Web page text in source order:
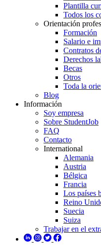
Plantilla
Todos los
Orientación
Formación
Salario e
Contratos
Derechos
Becas
Otros
Toda la
Blog
Información
Soy empresa
Sobre StudentJob
FAQ
Contacto
International
Alemania
Austria
Bélgica
Francia
Los países
Reino
Suecia
Suiza
Trabajar en el